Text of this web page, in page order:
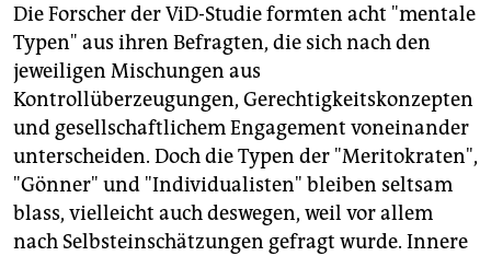
Die Forscher der ViD-Studie formten acht "mentale
Typen" aus ihren Befragten, die sich nach den
jeweiligen Mischungen aus
Kontrollüberzeugungen, Gerechtigkeitskonzepten
und gesellschaftlichem Engagement voneinander
unterscheiden. Doch die Typen der "Meritokraten",
"Gönner" und "Individualisten" bleiben seltsam
blass, vielleicht auch deswegen, weil vor allem
nach Selbsteinschätzungen gefragt wurde. Innere